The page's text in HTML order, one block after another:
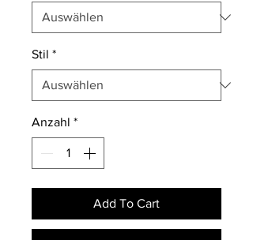
Stil *
Anzahl *
Add To Cart